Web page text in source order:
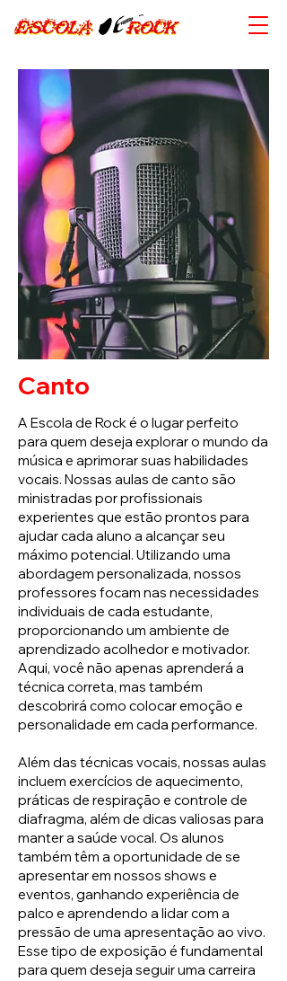
Canto
A Escola de Rock é o lugar perfeito
para quem deseja explorar o mundo da
música e aprimorar suas habilidades
vocais. Nossas aulas de canto são
ministradas por profissionais
experientes que estão prontos para
ajudar cada aluno a alcançar seu
máximo potencial. Utilizando uma
abordagem personalizada, nossos
professores focam nas necessidades
individuais de cada estudante,
proporcionando um ambiente de
aprendizado acolhedor e motivador.
Aqui, você não apenas aprenderá a
técnica correta, mas também
descobrirá como colocar emoção e
personalidade em cada performance.
Além das técnicas vocais, nossas aulas
incluem exercícios de aquecimento,
práticas de respiração e controle de
diafragma, além de dicas valiosas para
manter a saúde vocal. Os alunos
também têm a oportunidade de se
apresentar em nossos shows e
eventos, ganhando experiência de
palco e aprendendo a lidar com a
pressão de uma apresentação ao vivo.
Esse tipo de exposição é fundamental
para quem deseja seguir uma carreira